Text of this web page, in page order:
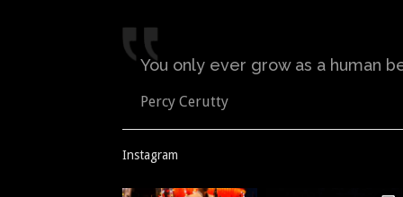
You only ever grow as a human
Percy Cerutty
Instagram